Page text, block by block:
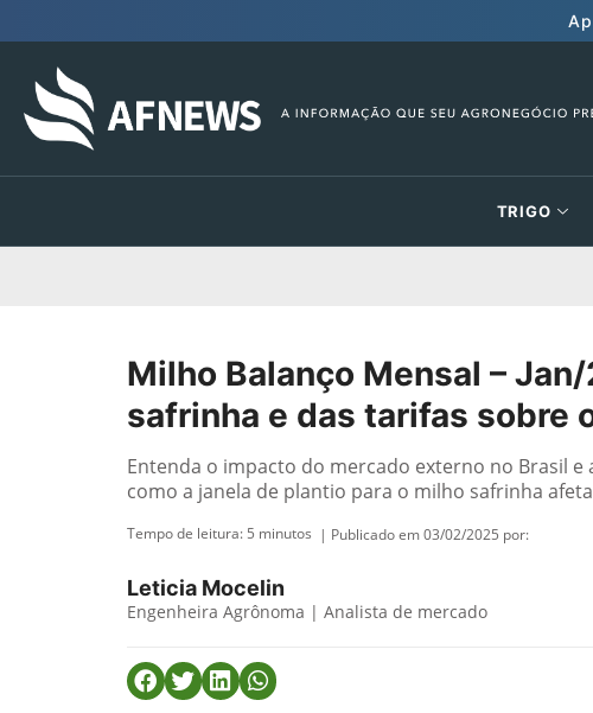
TRIGO
Milho Balanço Mensal –
safrinha e das tarifas sobre
Entenda o impacto do mercado externo no Brasil
como a janela de plantio para o milho safrinha
Tempo de leitura: 5 minutos | Publicado em 03/02/2025 por:
Leticia Mocelin
Engenheira Agrônoma | Analista de mercado